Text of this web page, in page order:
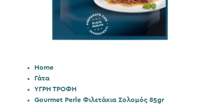
Home
Γάτα
ΥΓΡΗ ΤΡΟΦΗ
Gourmet Perle Φιλετάκια Σολομός 85gr